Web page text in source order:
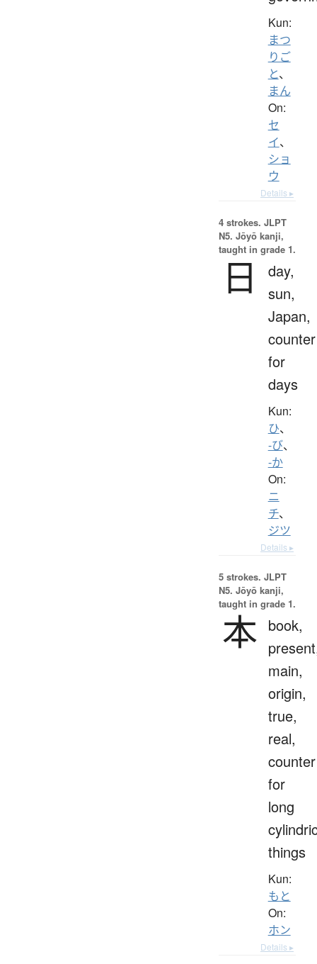
Kun:
まつ
りご
と、
まん
On:
セ
イ、
ショ
ウ
Details ▸
4 strokes. JLPT
N5. Jōyō kanji,
taught in grade 1.
日
day,
sun,
Japan,
counter
for
days
Kun:
ひ、
-び、
-か
On:
ニ
チ、
ジツ
Details ▸
5 strokes. JLPT
N5. Jōyō kanji,
taught in grade 1.
本 book,
main,
origin,
true,
real,
counter
for
long
things
Kun:
もと
On:
ホン
Details ▸